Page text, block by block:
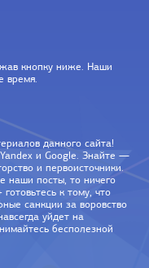
кнопку ниже. Наши
время.
данного сайта!
и Google. Знайте —
и первоисточники.
наши посты, то ничего
к тому, что
санкции за воровство
уйдет на
бесполезной